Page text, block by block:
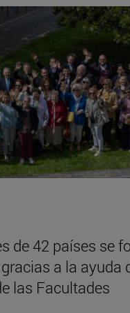
de 42 países se
a la ayuda
las Facultades